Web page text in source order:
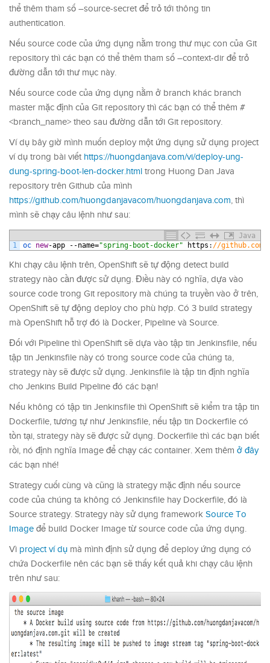
thể thêm tham số –source-secret để trỏ tới thông tin
authentication.
Nếu source code của ứng dụng nằm trong thư mục con của Git
repository thì các bạn có thể thêm tham số –context-dir để trỏ
đường dẫn tới thư mục này.
Nếu source code của ứng dụng nằm ở branch khác branch
master mặc định của Git repository thì các bạn có thể thêm #
<branch_name> theo sau đường dẫn tới Git repository.
Ví dụ bây giờ mình muốn deploy một ứng dụng sử dụng project
ví dụ trong bài viết https://huongdanjava.com/vi/deploy-ung-
dung-spring-boot-len-docker.html trong Huong Dan Java
repository trên Github của mình
https://github.com/huongdanjavacom/huongdanjava.com, thì
mình sẽ chạy câu lệnh như sau:
Java
1
oc new-app --name="spring-boot-docker" https : //github.com/
Khi chạy câu lệnh trên, OpenShift sẽ tự động detect build
strategy nào cần được sử dụng. Điều này có nghĩa, dựa vào
source code trong Git repository mà chúng ta truyền vào ở trên,
OpenShift sẽ tự động deploy cho phù hợp. Có 3 build strategy
mà OpenShift hỗ trợ đó là Docker, Pipeline và Source.
Đối với Pipeline thì OpenShift sẽ dựa vào tập tin Jenkinsfile, nếu
tập tin Jenkinsfile này có trong source code của chúng ta,
strategy này sẽ được sử dụng. Jenkinsfile là tập tin định nghĩa
cho Jenkins Build Pipeline đó các bạn!
Nếu không có tập tin Jenkinsfile thì OpenShift sẽ kiểm tra tập tin
Dockerfile, tương tự như Jenkinsfile, nếu tập tin Dockerfile có
tồn tại, strategy này sẽ được sử dụng. Dockerfile thì các bạn biết
rồi, nó định nghĩa Image để chạy các container. Xem thêm ở đây
các bạn nhé!
Strategy cuối cùng và cũng là strategy mặc định nếu source
code của chúng ta không có Jenkinsfile hay Dockerfile, đó là
Source strategy. Strategy này sử dụng framework Source To
Image để build Docker Image từ source code của ứng dụng.
Vì project ví dụ mà mình định sử dụng để deploy ứng dụng có
chứa Dockerfile nên các bạn sẽ thấy kết quả khi chạy câu lệnh
trên như sau: